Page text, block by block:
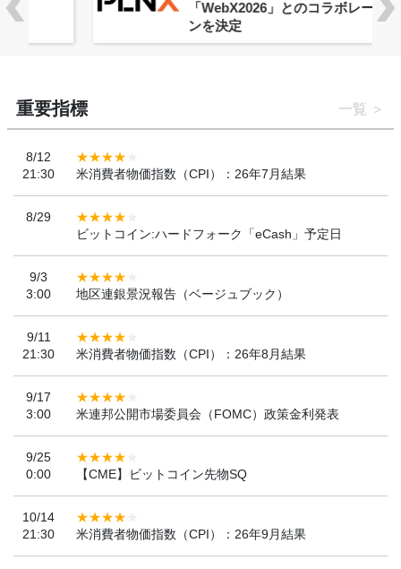
「WebX2026」とのコラボレーショ
重要指標 一覧
8/12
21:30
米消費者物価指数（CPI）：26年7月結果
8/29
ビットコイン:ハードフォーク「eCash」予定日
9/3
3:00
地区連銀景況報告（ベージュブック）
9/11
21:30
米消費者物価指数（CPI）：26年8月結果
9/17
3:00
米連邦公開市場委員会（FOMC）政策金利発表
9/25
0:00
【CME】ビットコイン先物SQ
10/14
21:30
米消費者物価指数（CPI）：26年9月結果